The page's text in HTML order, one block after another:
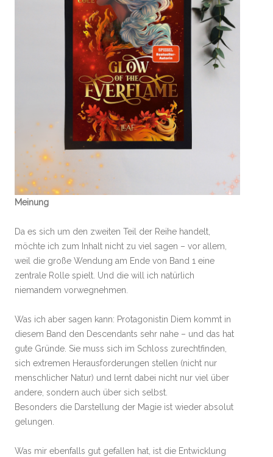
Meinung
Da es sich um den zweiten Teil der Reihe handelt,
möchte ich zum Inhalt nicht zu viel sagen – vor allem,
weil die große Wendung am Ende von Band 1 eine
zentrale Rolle spielt. Und die will ich natürlich
niemandem vorwegnehmen.
Was ich aber sagen kann: Protagonistin Diem kommt in
diesem Band den Descendants sehr nahe – und das hat
gute Gründe. Sie muss sich im Schloss zurechtfinden,
sich extremen Herausforderungen stellen (nicht nur
menschlicher Natur) und lernt dabei nicht nur viel über
andere, sondern auch über sich selbst.
Besonders die Darstellung der Magie ist wieder absolut
gelungen.
Was mir ebenfalls gut gefallen hat, ist die Entwicklung